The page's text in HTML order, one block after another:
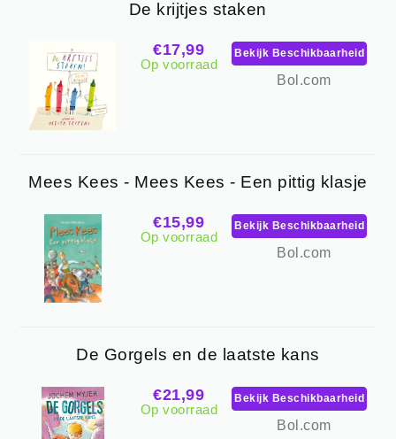
De krijtjes staken
€17,99
Op voorraad
Bekijk Beschikbaarheid
Bol.com
Mees Kees - Mees Kees - Een pittig klasje
€15,99
Op voorraad
Bekijk Beschikbaarheid
Bol.com
De Gorgels en de laatste kans
€21,99
Op voorraad
Bekijk Beschikbaarheid
Bol.com